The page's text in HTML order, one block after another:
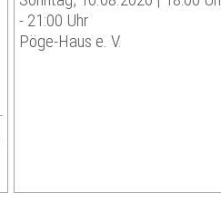
- 21:00 Uhr
Pöge-Haus e. V.